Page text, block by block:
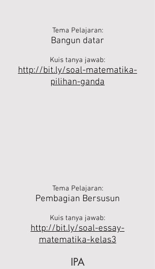
IPA
Tema Pelajaran:
Bangun datar
Kuis tanya jawab:
http://bit.ly/soal-matematika-
pilihan-ganda
Tema Pelajaran:
Pembagian Bersusun
Kuis tanya jawab:
http://bit.ly/soal-essay-
matematika-kelas3